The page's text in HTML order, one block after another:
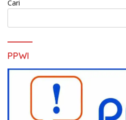
Cari
PPWI